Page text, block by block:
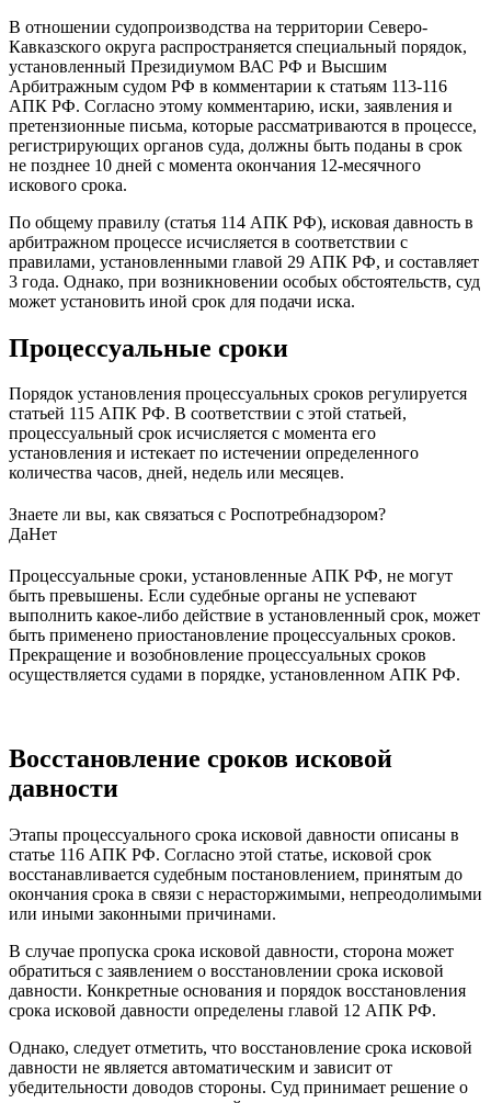
В отношении судопроизводства на территории Северо-
Кавказского округа распространяется специальный порядок,
установленный Президиумом ВАС РФ и Высшим
Арбитражным судом РФ в комментарии к статьям 113-116
АПК РФ. Согласно этому комментарию, иски, заявления и
претензионные письма, которые рассматриваются в процессе,
регистрирующих органов суда, должны быть поданы в срок
не позднее 10 дней с момента окончания 12-месячного
искового срока.
По общему правилу (статья 114 АПК РФ), исковая давность в
арбитражном процессе исчисляется в соответствии с
правилами, установленными главой 29 АПК РФ, и составляет
3 года. Однако, при возникновении особых обстоятельств, суд
может установить иной срок для подачи иска.
Процессуальные сроки
Порядок установления процессуальных сроков регулируется
статьей 115 АПК РФ. В соответствии с этой статьей,
процессуальный срок исчисляется с момента его
установления и истекает по истечении определенного
количества часов, дней, недель или месяцев.
Знаете ли вы, как связаться с Роспотребнадзором?
ДаНет
Процессуальные сроки, установленные АПК РФ, не могут
быть превышены. Если судебные органы не успевают
выполнить какое-либо действие в установленный срок, может
быть применено приостановление процессуальных сроков.
Прекращение и возобновление процессуальных сроков
осуществляется судами в порядке, установленном АПК РФ.
Восстановление сроков исковой
давности
Этапы процессуального срока исковой давности описаны в
статье 116 АПК РФ. Согласно этой статье, исковой срок
восстанавливается судебным постановлением, принятым до
окончания срока в связи с нерасторжимыми, непреодолимыми
или иными законными причинами.
В случае пропуска срока исковой давности, сторона может
обратиться с заявлением о восстановлении срока исковой
давности. Конкретные основания и порядок восстановления
срока исковой давности определены главой 12 АПК РФ.
Однако, следует отметить, что восстановление срока исковой
давности не является автоматическим и зависит от
убедительности доводов стороны. Суд принимает решение о